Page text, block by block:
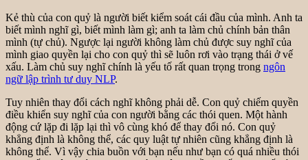
Kẻ thù của con quỷ là người biết kiểm soát cái đầu của mình. Anh ta
biết mình nghĩ gì, biết mình làm gì; anh ta làm chủ chính bản thân
mình (tự chủ). Ngược lại người không làm chủ được suy nghĩ của
mình giao quyền lại cho con quỷ thì sẽ luôn rơi vào trạng thái ở vế
xấu. Làm chủ suy nghĩ chính là yếu tố rất quan trọng trong ngôn
ngữ lập trình tư duy NLP.
Tuy nhiên thay đổi cách nghĩ không phải dễ. Con quỷ chiếm quyền
điều khiển suy nghĩ của con người bằng các thói quen. Một hành
động cứ lặp đi lặp lại thì vô cùng khó để thay đổi nó. Con quỷ
khẳng định là không thể, các quy luật tự nhiên cũng khẳng định là
không thể. Vì vậy chia buồn với bạn nếu như bạn có quá nhiều thói